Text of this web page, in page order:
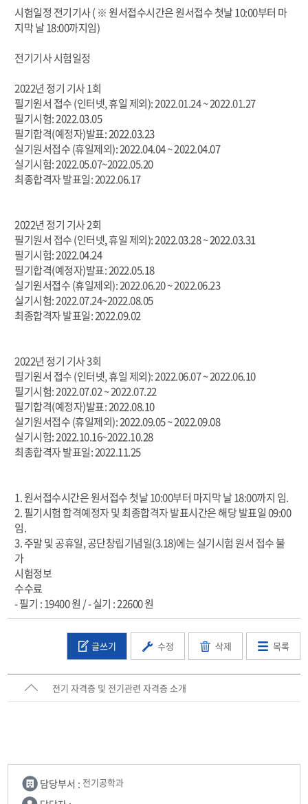
시험일정 전기기사 ( ※ 원서접수시간은 원서접수 첫날 10:00부터 마
지막 날 18:00까지임)
전기기사 시험일정
2022년 정기 기사 1회
필기원서 접수 (인터넷, 휴일 제외): 2022.01.24 ~ 2022.01.27
필기시험: 2022.03.05
필기합격(예정자)발표: 2022.03.23
실기원서접수 (휴일제외): 2022.04.04 ~ 2022.04.07
실기시험: 2022.05.07~2022.05.20
최종합격자 발표일: 2022.06.17
2022년 정기 기사 2회
필기원서 접수 (인터넷, 휴일 제외): 2022.03.28 ~ 2022.03.31
필기시험: 2022.04.24
필기합격(예정자)발표: 2022.05.18
실기원서접수 (휴일제외): 2022.06.20 ~ 2022.06.23
실기시험: 2022.07.24~2022.08.05
최종합격자 발표일: 2022.09.02
2022년 정기 기사 3회
필기원서 접수 (인터넷, 휴일 제외): 2022.06.07 ~ 2022.06.10
필기시험: 2022.07.02 ~ 2022.07.22
필기합격(예정자)발표: 2022.08.10
실기원서접수 (휴일제외): 2022.09.05 ~ 2022.09.08
실기시험: 2022.10.16~2022.10.28
최종합격자 발표일: 2022.11.25
1. 원서접수시간은 원서접수 첫날 10:00부터 마지막 날 18:00까지 임.
2. 필기시험 합격예정자 및 최종합격자 발표시간은 해당 발표일 09:00
임.
3. 주말 및 공휴일, 공단창립기념일(3.18)에는 실기시험 원서 접수 불
가
시험정보
수수료
- 필기 : 19400 원 / - 실기 : 22600 원
글쓰기 수정 삭제 목록
전기 자격증 및 전기관련 자격증 소개
담당부서 : 전기공학과